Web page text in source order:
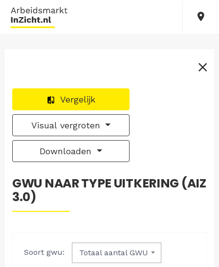
Vergelijk
Visual vergroten
Downloaden
GWU NAAR TYPE UITKERING (AIZ
3.0)